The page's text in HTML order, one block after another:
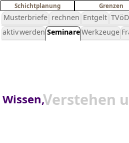
Schichtplanung Grenzen
Musterbriefe rechnen Entgelt TVöD
aktiv werden SeminareWerkzeuge
Wissen,Verstehen